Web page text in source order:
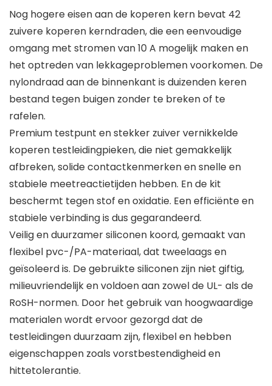
Nog hogere eisen aan de koperen kern bevat 42
zuivere koperen kerndraden, die een eenvoudige
omgang met stromen van 10 A mogelijk maken en
het optreden van lekkageproblemen voorkomen. De
nylondraad aan de binnenkant is duizenden keren
bestand tegen buigen zonder te breken of te
rafelen.
Premium testpunt en stekker zuiver vernikkelde
koperen testleidingpieken, die niet gemakkelijk
afbreken, solide contactkenmerken en snelle en
stabiele meetreactietijden hebben. En de kit
beschermt tegen stof en oxidatie. Een efficiënte en
stabiele verbinding is dus gegarandeerd.
Veilig en duurzamer siliconen koord, gemaakt van
flexibel pvc-/PA-materiaal, dat tweelaags en
geïsoleerd is. De gebruikte siliconen zijn niet giftig,
milieuvriendelijk en voldoen aan zowel de UL- als de
RoSH-normen. Door het gebruik van hoogwaardige
materialen wordt ervoor gezorgd dat de
testleidingen duurzaam zijn, flexibel en hebben
eigenschappen zoals vorstbestendigheid en
hittetolerantie.